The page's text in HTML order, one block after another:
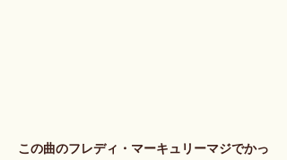
この曲のフレディ・マーキュリーマジでかっ